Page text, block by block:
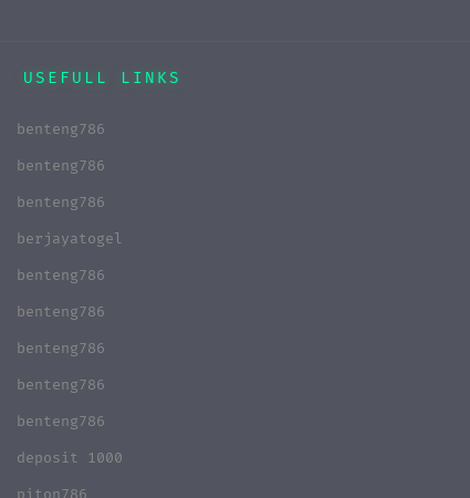
USEFULL LINKS
benteng786
benteng786
benteng786
berjayatogel
benteng786
benteng786
benteng786
benteng786
benteng786
deposit 1000